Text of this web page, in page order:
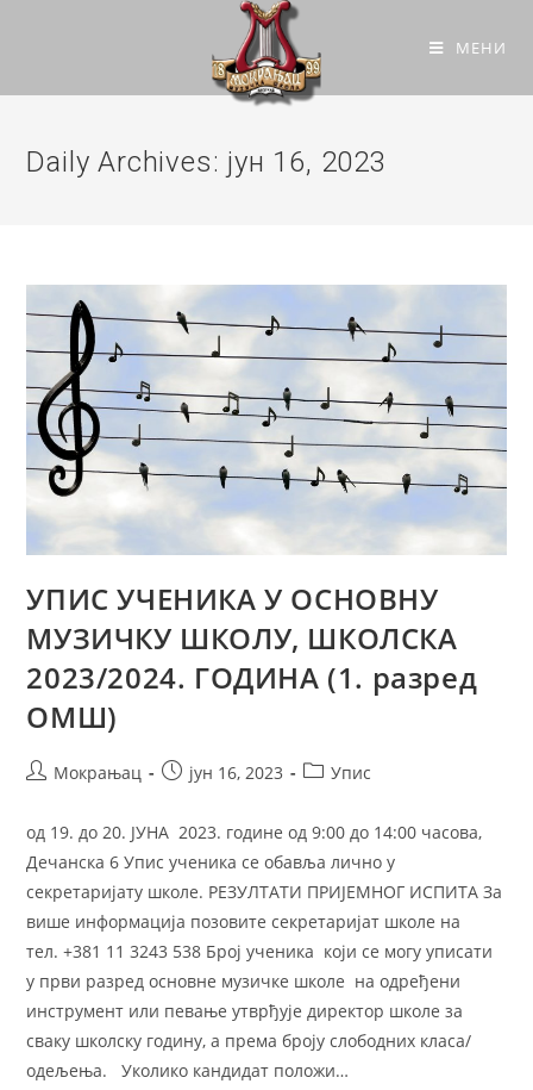
МЕНИ
Daily Archives: јун 16, 2023
УПИС УЧЕНИКА У ОСНОВНУ
МУЗИЧКУ ШКОЛУ, ШКОЛСКА
2023/2024. ГОДИНА (1. разред
ОМШ)
Мокрањац јун 16, 2023 Упис
од 19. до 20. ЈУНА 2023. године од 9:00 до 14:00 часова,
Дечанска 6 Упис ученика се обавља лично у
секретаријату школе. РЕЗУЛТАТИ ПРИЈЕМНОГ ИСПИТА За
више информација позовите секретаријат школе на
тел. +381 11 3243 538 Број ученика који се могу уписати
у први разред основне музичке школе на одређени
инструмент или певање утврђује директор школе за
сваку школску годину, а према броју слободних класа/
одељења. Уколико кандидат положи…